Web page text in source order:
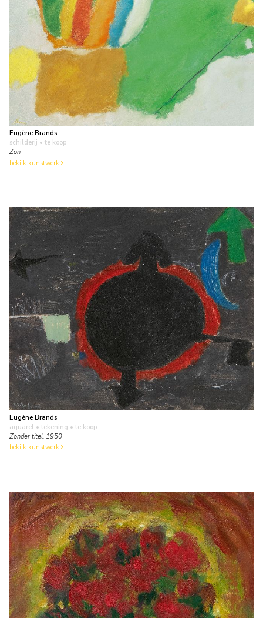
Eugène Brands
schilderij • te koop
Zon
bekijk kunstwerk
Eugène Brands
aquarel • tekening • te koop
Zonder titel, 1950
bekijk kunstwerk